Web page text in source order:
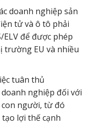
doanh nghiệp sản
tử và ô tô phải
ELV để được phép
trường EU và nhiều
tuân thủ
doanh nghiệp đối với
người, từ đó
lợi thế cạnh